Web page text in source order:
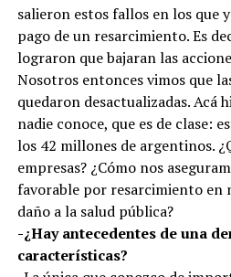
salieron estos fallos en los que
pago de un resarcimiento. Es
lograron que bajaran las
Nosotros entonces vimos que
quedaron desactualizadas. Acá
nadie conoce, que es de clase:
los 42 millones de argentinos.
empresas? ¿Cómo nos
favorable por resarcimiento en
daño a la salud pública?
-¿Hay antecedentes de una
características?